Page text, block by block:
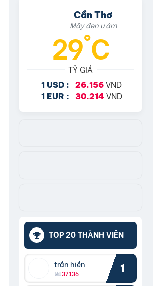
Cần Thơ
Mây đen u ám
29°C
TỶ GIÁ
1 USD : 26.156 VND
1 EUR : 30.214 VND
TOP 20 THÀNH VIÊN
trần hiền
37136 1